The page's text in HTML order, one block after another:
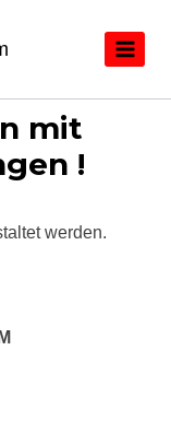
mit
!
werden.